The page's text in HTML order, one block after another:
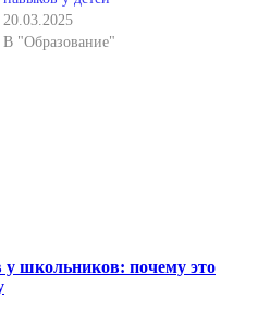
20.03.2025
В "Образование"
у школьников: почему это